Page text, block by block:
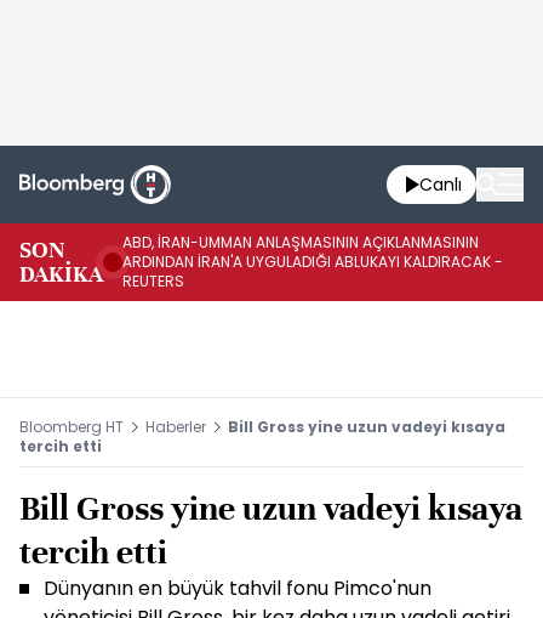
Canlı
SON
DAKİKA
ABD, İRAN-UMMAN ANLAŞMASININ AÇIKLANMASININ
ARDINDAN İRAN'A UYGULADIĞI ABLUKAYI KALDIRACAK -
REUTERS
Bloomberg HT Haberler
Bill Gross yine uzun vadeyi kısaya
tercih etti
Bill Gross yine uzun vadeyi kısaya
tercih etti
Dünyanın en büyük tahvil fonu Pimco'nun